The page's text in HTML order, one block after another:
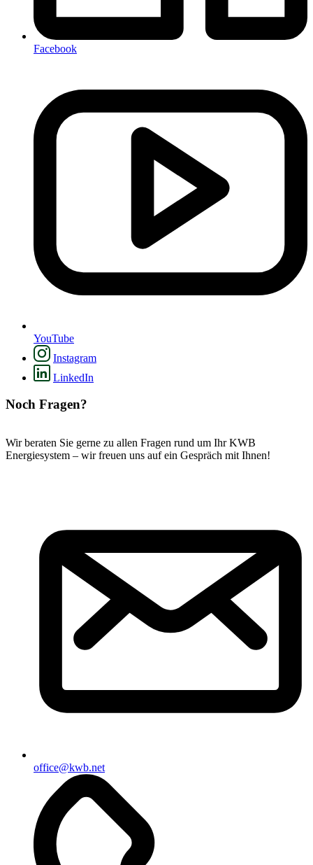
Facebook
YouTube
Instagram
LinkedIn
Noch Fragen?
Wir beraten Sie gerne zu allen Fragen rund um Ihr KWB
Energiesystem – wir freuen uns auf ein Gespräch mit Ihnen!
office@kwb.net